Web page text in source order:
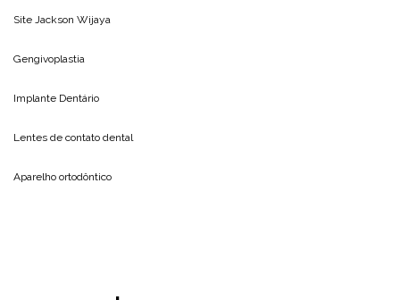
Site Jackson Wijaya
Gengivoplastia
Implante Dentário
Lentes de contato dental
Aparelho ortodôntico